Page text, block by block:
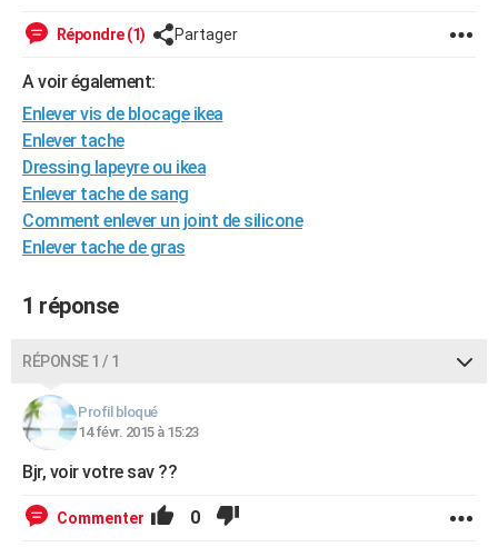
Art de vivre
Bien-être
Loisirs
Mode
Modes de vie
SANTE
VOYAGE
Destinations
City break
Voyage nature
Voyage de noces
Forum
Climat
PHOTO
GUIDES D'ACHAT
BONS PLANS
CARTE DE VOEUX
Carte de Noël
Carte Bonne année
Carte Saint-Valentin
Carte Pâques
Carte d'anniversaire
DICTIONNAIRE
S'inscrire
Se connecter
Lycées
Collèges
Primaires
Universités
Entreprises
Service militaire
Avis de recherche
AVIS DE DÉCÈS
FORUM
Bricolage
Lifestyle
Culture
Sport
Auto
Television
Voyage
Cinema
Répondre (1) Partager
A voir également:
Enlever vis de blocage ikea
Enlever tache
Dressing lapeyre ou ikea
Enlever tache de sang
Comment enlever un joint de silicone
Enlever tache de gras
1 réponse
RÉPONSE 1 / 1
Profil bloqué
14 févr. 2015 à 15:23
Bjr, voir votre sav ??
Commenter 0